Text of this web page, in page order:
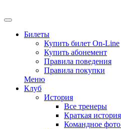
Билеты
Купить билет On-Line
Купить абонемент
Правила поведения
Правила покупки
Меню
Клуб
История
Все тренеры
Краткая
Командное